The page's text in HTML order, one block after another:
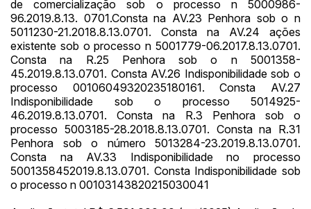
de comercialização sob o processo n 5000986-
96.2019.8.13. 0701.Consta na AV.23 Penhora sob o n
5011230-21.2018.8.13.0701. Consta na AV.24 ações
existente sob o processo n 5001779-06.2017.8.13.0701.
Consta na R.25 Penhora sob o n 5001358-
45.2019.8.13.0701. Consta AV.26 Indisponibilidade sob o
processo 00106049320235180161. Consta AV.27
Indisponibilidade sob o processo 5014925-
46.2019.8.13.0701. Consta na R.3 Penhora sob o
processo 5003185-28.2018.8.13.0701. Consta na R.31
Penhora sob o número 5013284-23.2019.8.13.0701.
Consta na AV.33 Indisponibilidade no processo
5001358452019.8.13.0701. Consta Indisponibilidade sob
o processo n 00103143820215030041